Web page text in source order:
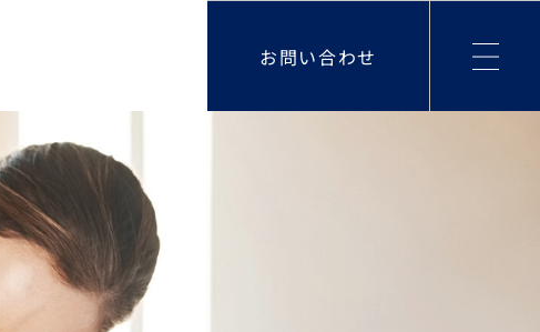
お問い合わせ